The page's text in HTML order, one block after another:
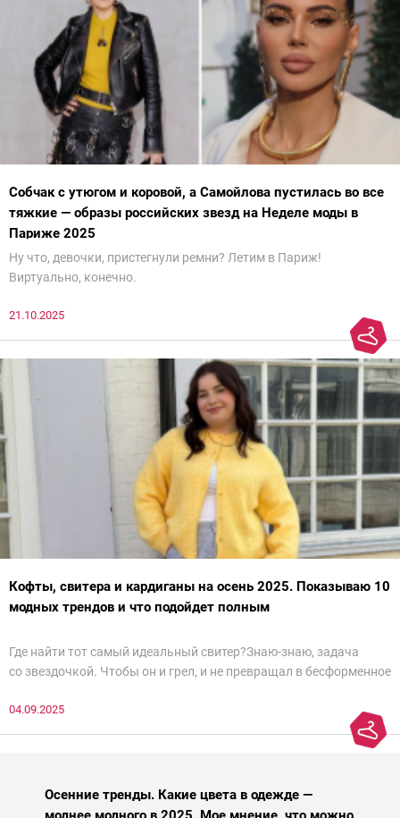
Собчак с утюгом и коровой, а Самойлова пустилась во все
тяжкие — образы российских звезд на Неделе моды в
Париже 2025
Ну что, девочки, пристегнули ремни? Летим в Париж!
Виртуально, конечно.
21.10.2025
Кофты, свитера и кардиганы на осень 2025. Показываю 10
модных трендов и что подойдет полным
Где найти тот самый идеальный свитер?Знаю-знаю, задача
со звездочкой. Чтобы он и грел, и не превращал в бесформенное
паники.
04.09.2025
Осенние тренды. Какие цвета в одежде —